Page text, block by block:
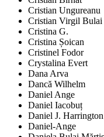
Cristian Ungureanu
Cristian Virgil Bulai
Cristina G.
Cristina Șoican
Cristinel Fodor
Crystalina Evert
Dana Arva
Dancă Wilhelm
Daniel Ange
Daniel Iacobuț
Daniel J. Harrington
Daniel-Ange